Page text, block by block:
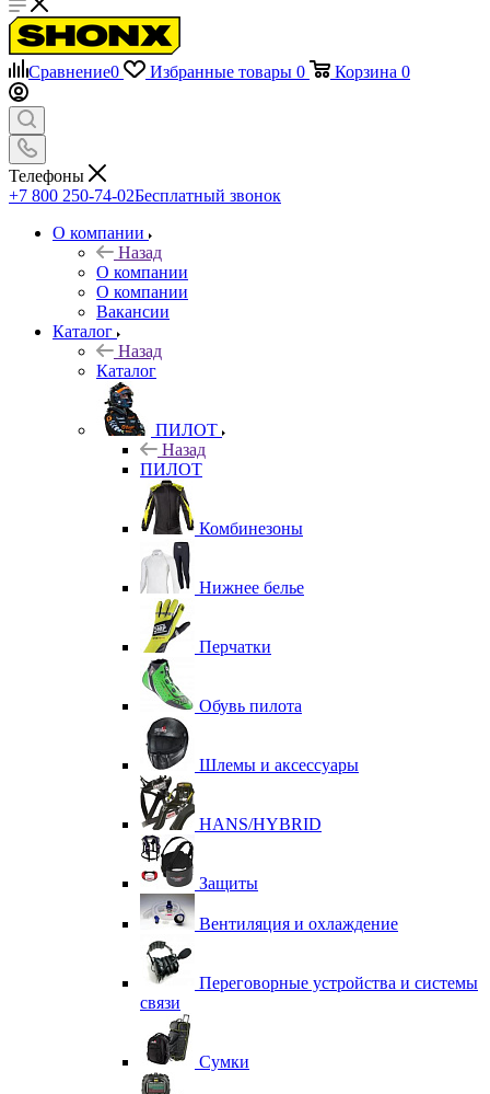
Сравнение0 Избранные товары 0 Корзина 0
Телефоны
+7 800 250-74-02Бесплатный звонок
О компании
Назад
О компании
О компании
Вакансии
Каталог
Назад
Каталог
ПИЛОТ
Назад
ПИЛОТ
Комбинезоны
Нижнее белье
Перчатки
Обувь пилота
Шлемы и аксессуары
HANS/HYBRID
Защиты
Вентиляция и охлаждение
Переговорные устройства и системы
связи
Сумки